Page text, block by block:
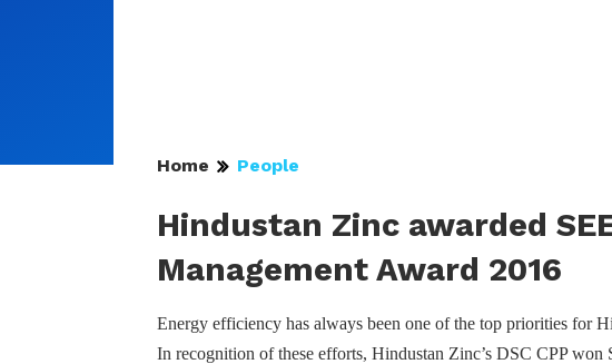
Home People
Hindustan Zinc awarded
Management Award 2016
Energy efficiency has always been one of the top priorities for
In recognition of these efforts, Hindustan Zinc’s DSC CPP